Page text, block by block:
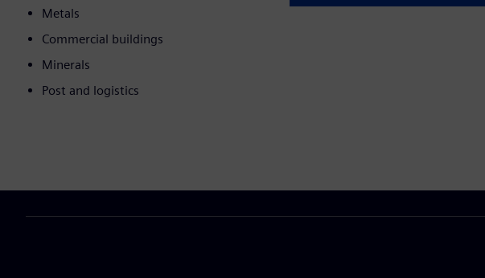
Metals
Commercial buildings
Minerals
Post and logistics